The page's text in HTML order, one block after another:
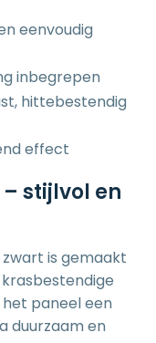
eenvoudig
inbegrepen
hittebestendig
effect
stijlvol en
is gemaakt
krasbestendige
paneel een
duurzaam en